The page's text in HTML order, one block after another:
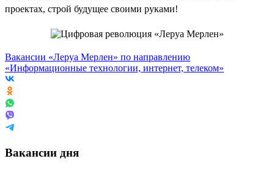
проектах, строй будущее своими руками!
Вакансии «Леруа Мерлен» по направлению
«Информационные технологии, интернет, телеком»
Вакансии дня